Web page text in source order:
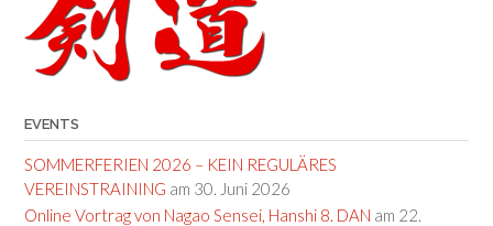
EVENTS
SOMMERFERIEN 2026 – KEIN REGULÄRES
VEREINSTRAINING am 30. Juni 2026
Online Vortrag von Nagao Sensei, Hanshi 8. DAN am 22.